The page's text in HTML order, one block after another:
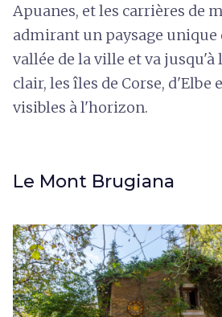
Apuanes, et les carrières de
admirant un paysage unique
vallée de la ville et va jusqu'à
clair, les îles de Corse, d'Elbe
visibles à l'horizon.
Le Mont Brugiana